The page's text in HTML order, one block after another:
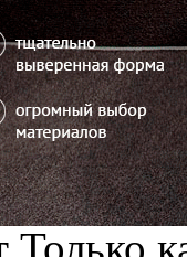
В корзину
350
В корзину